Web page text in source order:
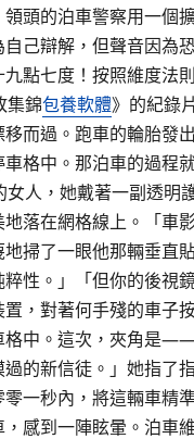
頭的泊車警察用一個
己辯解，但聲音因為
點七度！按照維度法
集錦包養軟體》的紀錄
而過。跑車的輪胎發
格中。那泊車的過程
人，她戴著一副透明
落在網格線上。「車
掃了一眼他那輛垂直
粹性。」「但你的後
，對著何手殘的車子
格中。這次，夾角是
的新信徒。」她指了
一秒內，將這輛車精
感到一陣眩暈。泊車